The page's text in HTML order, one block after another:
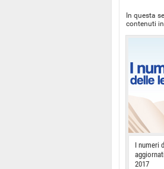
In questa
contenuti
I numeri
2017